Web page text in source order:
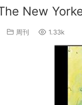
New
周刊 1.33k